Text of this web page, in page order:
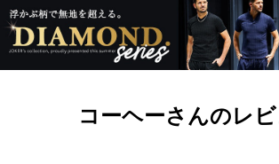
コーヘーさんのレ